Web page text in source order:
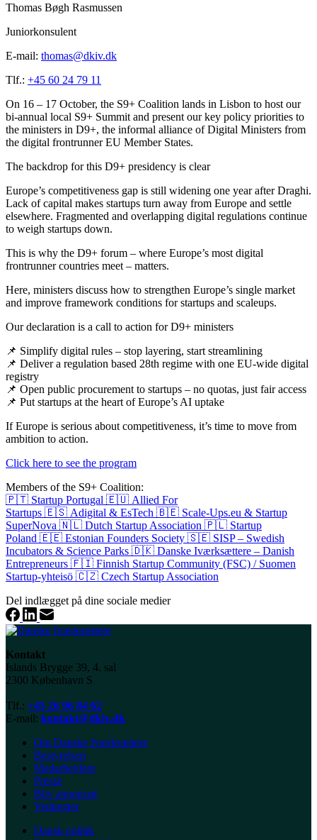
Thomas Bøgh Rasmussen
Juniorkonsulent
E-mail: thomas@dkiv.dk
Tlf.: +45 60 24 79 11
On 16 – 17 October, the S9+ Coalition lands in Lisbon to host our
bi-annual local S9+ Summit and present our key policy priorities to
the ministers in D9+, the informal alliance of Digital Ministers from
the digital frontrunner EU Member States.
The backdrop for this D9+ presidency is clear
Europe’s competitiveness gap is still widening one year after Draghi.
Lack of capital makes startups turn away from Europe and settle
elsewhere. Fragmented and overlapping digital regulations continue
to weigh startups down.
This is why the D9+ forum – where Europe’s most digital
frontrunner countries meet – matters.
Here, ministers discuss how to strengthen Europe’s single market
and improve framework conditions for startups and scaleups.
Our declaration is a call to action for D9+ ministers
📌 Simplify digital rules – stop layering, start streamlining
📌 Deliver a regulation based 28th regime with one EU-wide digital
registry
📌 Open public procurement to startups – no quotas, just fair access
📌 Put startups at the heart of Europe’s AI uptake
If Europe is serious about competitiveness, it’s time to move from
ambition to action.
Click here to see the program
Members of the S9+ Coalition:
🇵🇹 Startup Portugal 🇪🇺 Allied For
Startups 🇪🇸 Adigital & EsTech 🇧🇪 Scale-Ups.eu & Startup
SuperNova 🇳🇱 Dutch Startup Association 🇵🇱 Startup
Poland 🇪🇪 Estonian Founders Society 🇸🇪 SISP – Swedish
Incubators & Science Parks 🇩🇰 Danske Iværksættere – Danish
Entrepreneurs 🇫🇮 Finnish Startup Community (FSC) / Suomen
Startup-yhteisö 🇨🇿 Czech Startup Association
Del indlægget på dine sociale medier
Kontakt
Islands Brygge 39, 4. sal
2300 København S
Tlf.: +45 26 96 84 62
E-mail: kontakt@dkiv.dk
Om Danske Iværksættere
Bestyrelsen
Medarbejdere
Presse
Bliv annoncør
Vedtægter
Dansk politik